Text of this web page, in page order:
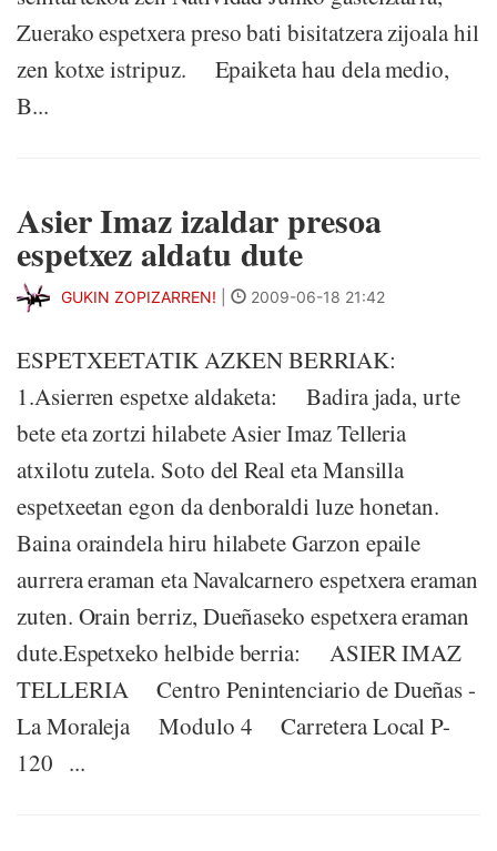
Zuerako espetxera preso bati bisitatzera zijoala hil
zen kotxe istripuz. Epaiketa hau dela medio,
B...
Asier Imaz izaldar presoa
espetxez aldatu dute
GUKIN ZOPIZARREN! 2009-06-18 21:42
ESPETXEETATIK AZKEN BERRIAK:
1.Asierren espetxe aldaketa: Badira jada, urte
bete eta zortzi hilabete Asier Imaz Telleria
atxilotu zutela. Soto del Real eta Mansilla
espetxeetan egon da denboraldi luze honetan.
Baina oraindela hiru hilabete Garzon epaile
aurrera eraman eta Navalcarnero espetxera eraman
zuten. Orain berriz, Dueñaseko espetxera eraman
dute.Espetxeko helbide berria: ASIER IMAZ
TELLERIA Centro Penintenciario de Dueñas -
La Moraleja Modulo 4 Carretera Local P-
120 ...